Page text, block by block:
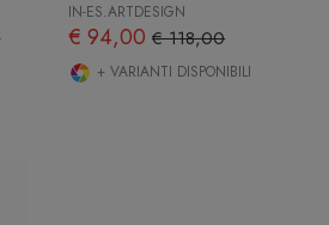
IN-ES.ARTDESIGN
€ 94,00€ 118,00
+ VARIANTI DISPONIBILI